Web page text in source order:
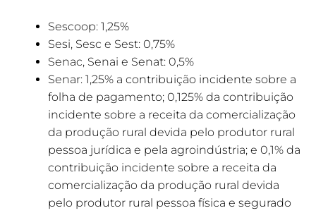
Sescoop: 1,25%
Sesi, Sesc e Sest: 0,75%
Senac, Senai e Senat: 0,5%
Senar: 1,25% a contribuição incidente sobre a
folha de pagamento; 0,125% da contribuição
incidente sobre a receita da comercialização
da produção rural devida pelo produtor rural
pessoa jurídica e pela agroindústria; e 0,1% da
contribuição incidente sobre a receita da
comercialização da produção rural devida
pelo produtor rural pessoa física e segurado